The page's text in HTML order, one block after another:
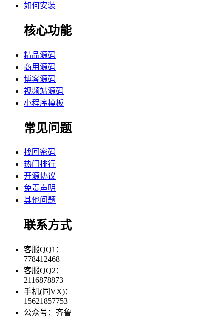
如何安装
核心功能
精品源码
商用源码
博客源码
视频站源码
小程序模板
常见问题
找回密码
热门排行
开源协议
免责声明
其他问题
联系方式
客服QQ1：
778412468
客服QQ2：
2116878873
手机(同VX)：
15621857753
公众号：齐鲁